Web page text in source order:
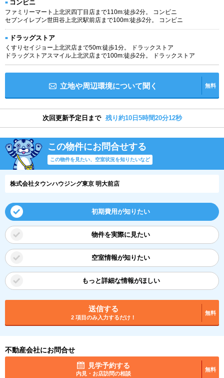
コンビニ
ファミリーマート上北沢四丁目店まで110m:徒歩2分。 コンビニ
セブンイレブン世田谷上北沢駅前店まで100m:徒歩2分。 コンビニ
ドラッグストア
くすりセイジョー上北沢店まで50m:徒歩1分。 ドラックストア
ドラッグストアスマイル上北沢店まで100m:徒歩2分。 ドラックストア
立地や周辺環境について聞く 無料
次回更新予定日まで 残り約10日5時間20分11秒
この物件にお問合せする
この物件を見たい、空室状況を知りたいなど
株式会社タウンハウジング東京 明大前店
初期費用が知りたい
物件を実際に見たい
空室情報が知りたい
もっと詳細な情報がほしい
送信する
2 項目のみ入力するだけ！
無料
不動産会社にお問合せ
見学予約する
内見・お店訪問の相談
無料